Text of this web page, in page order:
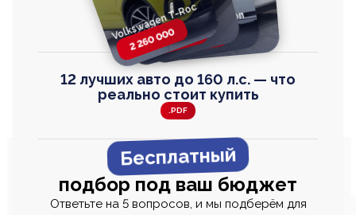
Volkswagen T-Roc
2 260 000
Toyota Harrier
2 820 000
Honda Step Wagon
2 820 000
Volkswagen
TAYRON
2 670 000
12 лучших авто до 160 л.с. — что
реально стоит купить
.PDF
Бесплатный
подбор под ваш бюджет
Ответьте на 5 вопросов, и мы подберём для